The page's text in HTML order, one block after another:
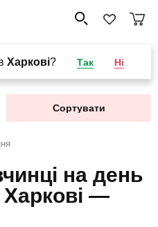
Харкові? Так Ні
Сортувати
на день
—